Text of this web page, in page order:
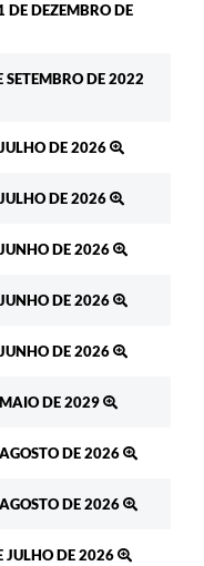
DEZEMBRO DE
DE 2022
DE 2026
DE 2026
DE 2026
DE 2026
DE 2026
DE 2029
DE 2026
DE 2026
JULHO DE 2026